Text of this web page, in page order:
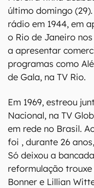
último domingo
rádio em 1944, em
o Rio de Janeiro
a apresentar
programas como
de Gala, na TV Rio.
Em 1969, estreou
Nacional, na TV
em rede no Brasil.
foi , durante 26
Só deixou a
reformulação
Bonner e Lillian